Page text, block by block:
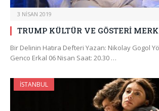
3 NISAN 2019
TRUMP KÜLTÜR VE GÖSTERİ
Bir Delinin Hatıra Defteri Yazan: Nikolay Gogol
Genco Erkal 06 Nisan Saat: 20.30 …
İSTANBUL